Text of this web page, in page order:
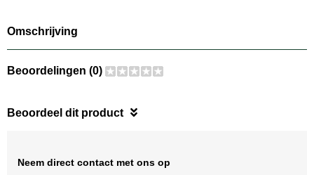
Omschrijving
Beoordelingen (0)
Beoordeel dit product
Neem direct contact met ons op